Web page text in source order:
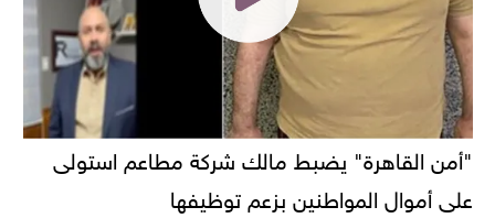
"أمن القاهرة" يضبط مالك شركة مطاعم استولى
على أموال المواطنين بزعم توظيفها